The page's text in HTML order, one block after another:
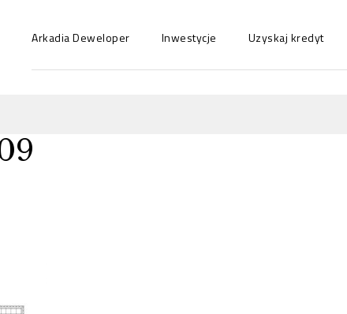
Arkadia Deweloper Inwestycje Uzyskaj kredyt